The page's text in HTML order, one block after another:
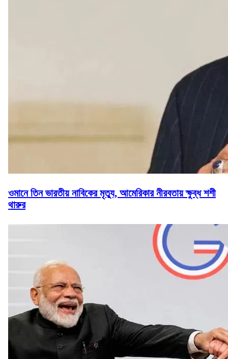
ওমানে তিন ভারতীয় নাবিকের মৃত্যু, আমেরিকার নীরবতায় ক্ষুব্ধ শশী
থারুর